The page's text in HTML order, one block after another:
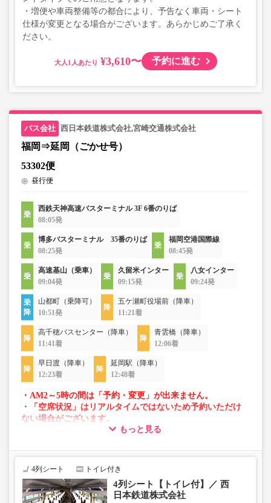
・増便や車両整備等の都合により、予告なく車両・シート
仕様が変更となる場合がございます。あらかじめご了承く
ださい。
大人 ¥3,610〜 予約に進む
西日本鉄道株式会社,宮崎交通株式会社
福岡⇒延岡（ごかせ号）
53302便
昼行便
西鉄天神高速バスターミナル 3F 6番のりば
08:05発
博多バスターミナル 35番のりば
08:25発
福岡空港国際線
08:45発
高速基山（乗車）
09:04発
久留米インター
09:15発
八女インター
09:24発
山都町（乗降可）
10:51発
五ケ瀬町役場前（降車）
11:21着
高千穂バスセンター（降車）
11:41着
青雲橋（降車）
12:06着
早日渡（降車）
12:23着
延岡駅（降車）
12:48着
・AM2～5時の間は「予約・変更」が出来ません。
・「空席状況」はリアルタイムではないため予約いただけ
ない場合がございます。
・車両は予告なく変更となる場合がございます。これに伴
で、あらかじめご了承ください。
もっと見る
4列シート トイレ付き
4列シート【トイレ付】／ 西
日本鉄道株式会社